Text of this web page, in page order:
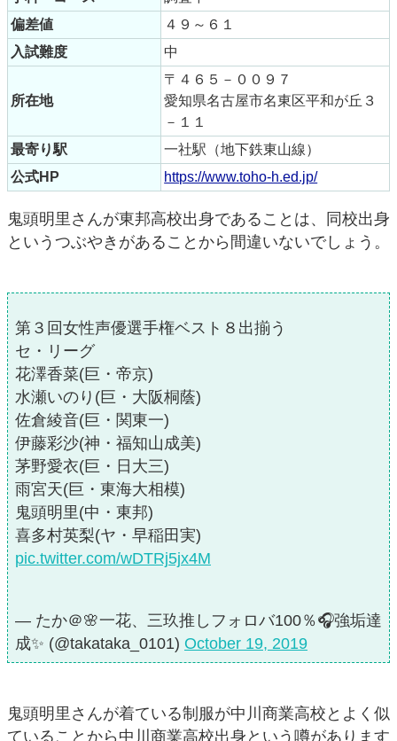
偏差値
４９～６１
入試難度
中
所在地
〒４６５－００９７
愛知県名古屋市名東区平和が丘３
－１１
最寄り駅
一社駅（地下鉄東山線）
公式HP
https://www.toho-h.ed.jp/
鬼頭明里さんが東邦高校出身であることは、同校出身
というつぶやきがあることから間違いないでしょう。
第３回女性声優選手権ベスト８出揃う
セ・リーグ
花澤香菜(巨・帝京)
水瀬いのり(巨・大阪桐蔭)
佐倉綾音(巨・関東一)
伊藤彩沙(神・福知山成美)
茅野愛衣(巨・日大三)
雨宮天(巨・東海大相模)
鬼頭明里(中・東邦)
喜多村英梨(ヤ・早稲田実)
pic.twitter.com/wDTRj5jx4M
— たか＠🌸一花、三玖推しフォロバ100％🎧強垢達
成✨ (@takataka_0101) October 19, 2019
鬼頭明里さんが着ている制服が中川商業高校とよく似
ていることから中川商業高校出身という噂があります